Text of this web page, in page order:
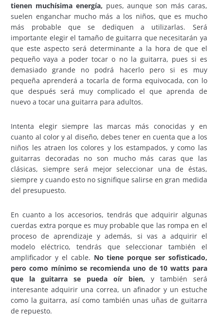
tienen muchísima energía, pues, aunque son más caras,
suelen enganchar mucho más a los niños, que es mucho
más probable que se dediquen a utilizarlas. Será
importante elegir el tamaño de guitarra que necesitarán ya
que este aspecto será determinante a la hora de que el
pequeño vaya a poder tocar o no la guitarra, pues si es
demasiado grande no podrá hacerlo pero si es muy
pequeña aprenderá a tocarla de forma equivocada, con lo
que después será muy complicado el que aprenda de
nuevo a tocar una guitarra para adultos.
Intenta elegir siempre las marcas más conocidas y en
cuanto al color y al diseño, debes tener en cuenta que a los
niños les atraen los colores y los estampados, y como las
guitarras decoradas no son mucho más caras que las
clásicas, siempre será mejor seleccionar una de éstas,
siempre y cuando esto no signifique salirse en gran medida
del presupuesto.
En cuanto a los accesorios, tendrás que adquirir algunas
cuerdas extra porque es muy probable que las rompa en el
proceso de aprendizaje y además, si vas a adquirir el
modelo eléctrico, tendrás que seleccionar también el
amplificador y el cable. No tiene porque ser sofisticado,
pero como mínimo se recomienda uno de 10 watts para
que la guitarra se pueda oír bien, y también será
interesante adquirir una correa, un afinador y un estuche
como la guitarra, así como también unas uñas de guitarra
de repuesto.